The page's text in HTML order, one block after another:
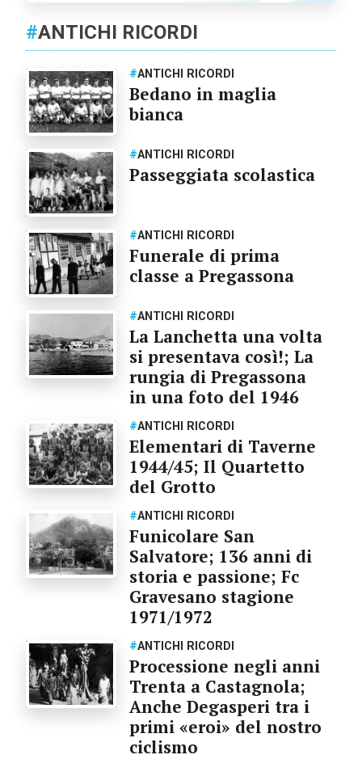
#ANTICHI RICORDI
#ANTICHI RICORDI
Bedano in maglia
bianca
#ANTICHI RICORDI
Passeggiata scolastica
#ANTICHI RICORDI
Funerale di prima
classe a Pregassona
#ANTICHI RICORDI
La Lanchetta una volta
si presentava così!; La
rungia di Pregassona
in una foto del 1946
#ANTICHI RICORDI
Elementari di Taverne
1944/45; Il Quartetto
del Grotto
#ANTICHI RICORDI
Funicolare San
Salvatore; 136 anni di
storia e passione; Fc
Gravesano stagione
1971/1972
#ANTICHI RICORDI
Processione negli anni
Trenta a Castagnola;
Anche Degasperi tra i
primi «eroi» del nostro
ciclismo